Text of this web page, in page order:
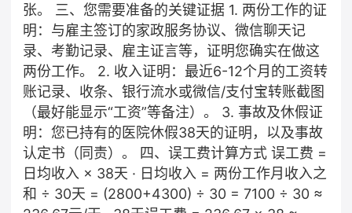
张。 三、您需要准备的关键证据 1. 两份工作的证
明：与雇主签订的家政服务协议、微信聊天记
录、考勤记录、雇主证言等，证明您确实在做这
两份工作。 2. 收入证明：最近6-12个月的工资转
账记录、收条、银行流水或微信/支付宝转账截图
（最好能显示“工资”等备注）。 3. 事故及休假证
明：您已持有的医院休假38天的证明，以及事故
认定书（同责）。 四、误工费计算方式 误工费 =
日均收入 × 38天 · 日均收入 = 两份工作月收入之
和 ÷ 30天 = (2800+4300) ÷ 30 = 7100 ÷ 30 ≈